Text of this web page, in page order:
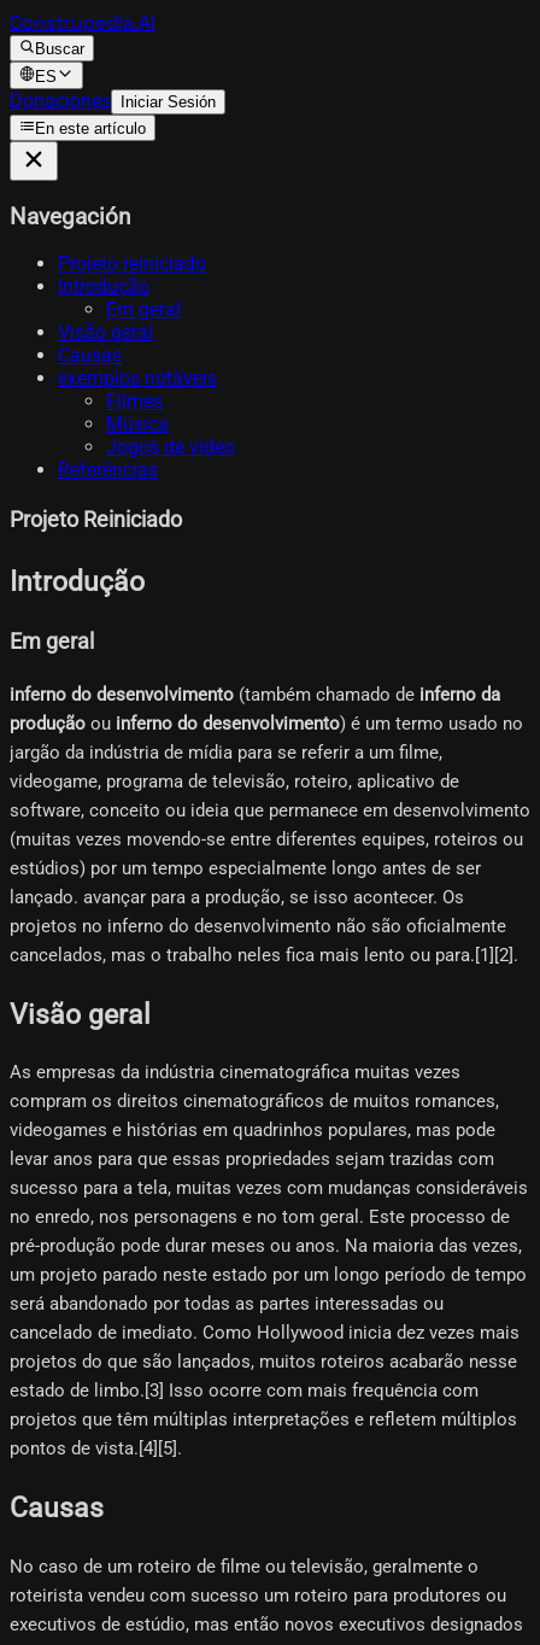
Construpedia.AI
Buscar
ES
Donaciones Iniciar Sesión
En este artículo
Navegación
Projeto reiniciado
Introdução
Em geral
Visão geral
Causas
exemplos notáveis
Filmes
Música
Jogos de vídeo
Referências
Projeto Reiniciado
Introdução
Em geral
inferno do desenvolvimento (também chamado de inferno da
produção ou inferno do desenvolvimento) é um termo usado no
jargão da indústria de mídia para se referir a um filme,
videogame, programa de televisão, roteiro, aplicativo de
software, conceito ou ideia que permanece em desenvolvimento
(muitas vezes movendo-se entre diferentes equipes, roteiros ou
estúdios) por um tempo especialmente longo antes de ser
lançado. avançar para a produção, se isso acontecer. Os
projetos no inferno do desenvolvimento não são oficialmente
cancelados, mas o trabalho neles fica mais lento ou para.[1][2]​.
Visão geral
As empresas da indústria cinematográfica muitas vezes
compram os direitos cinematográficos de muitos romances,
videogames e histórias em quadrinhos populares, mas pode
levar anos para que essas propriedades sejam trazidas com
sucesso para a tela, muitas vezes com mudanças consideráveis
​​no enredo, nos personagens e no tom geral. Este processo de
pré-produção pode durar meses ou anos. Na maioria das vezes,
um projeto parado neste estado por um longo período de tempo
será abandonado por todas as partes interessadas ou
cancelado de imediato. Como Hollywood inicia dez vezes mais
projetos do que são lançados, muitos roteiros acabarão nesse
estado de limbo.[3]​ Isso ocorre com mais frequência com
projetos que têm múltiplas interpretações e refletem múltiplos
pontos de vista.[4][5]​.
Causas
No caso de um roteiro de filme ou televisão, geralmente o
roteirista vendeu com sucesso um roteiro para produtores ou
executivos de estúdio, mas então novos executivos designados